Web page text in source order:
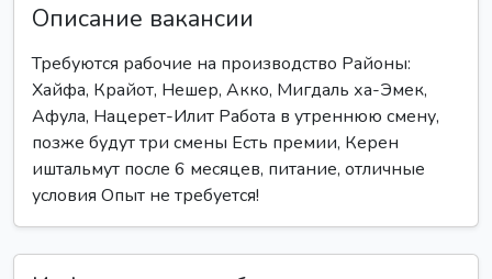
Описание вакансии
Требуются рабочие на производство Районы:
Хайфа, Крайот, Нешер, Акко, Мигдаль ха-Эмек,
Афула, Нацерет-Илит Работа в утреннюю смену,
позже будут три смены Есть премии, Керен
иштальмут после 6 месяцев, питание, отличные
условия Опыт не требуется!